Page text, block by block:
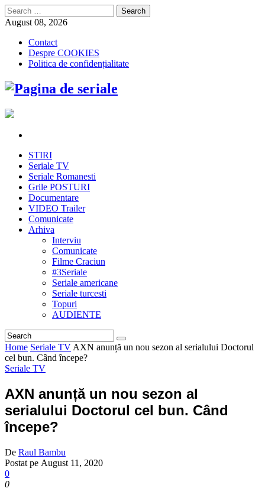
Search
for:
August 08, 2026
Contact
Despre COOKIES
Politica de confidențialitate
STIRI
Seriale TV
Seriale Romanesti
Grile POSTURI
Documentare
VIDEO Trailer
Comunicate
Arhiva
Interviu
Comunicate
Filme Craciun
#3Seriale
Seriale americane
Seriale turcesti
Topuri
AUDIENTE
Home Seriale TV AXN anunță un nou sezon al serialului Doctorul
cel bun. Când începe?
Seriale TV
AXN anunță un nou sezon al
serialului Doctorul cel bun. Când
începe?
De Raul Bambu
Postat pe August 11, 2020
0
0